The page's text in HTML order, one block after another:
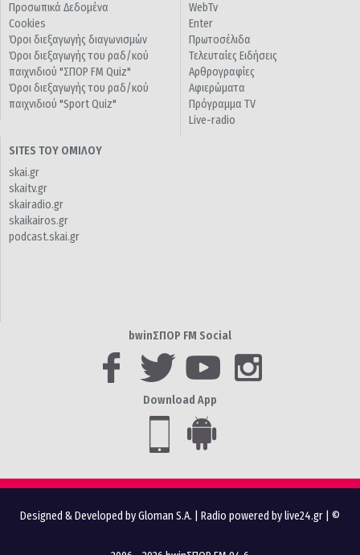
Προσωπικά Δεδομένα
Cookies
Όροι διεξαγωγής διαγωνισμών
Όροι διεξαγωγής του ραδ/κού
παιχνιδιού "ΣΠΟΡ FM Quiz"
Όροι διεξαγωγής του ραδ/κού
παιχνιδιού "Sport Quiz"
WebTv
Enter
Πρωτοσέλιδα
Τελευταίες Ειδήσεις
Αρθρογραφίες
Αφιερώματα
Πρόγραμμα TV
Live-radio
SITES ΤΟΥ ΟΜΙΛΟΥ
skai.gr
skaitv.gr
skairadio.gr
skaikairos.gr
podcast.skai.gr
bwinΣΠΟΡ FM Social
Download App
Designed & Developed by Gloman S.A. Radio powered by live24.gr | ©